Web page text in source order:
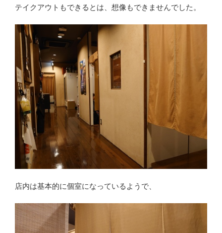
テイクアウトもできるとは、想像もできませんでした。
店内は基本的に個室になっているようで、